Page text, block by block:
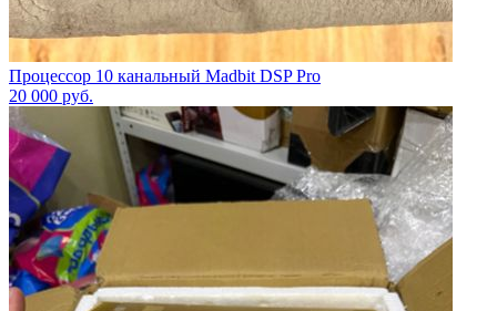
Процессор 10 канальный Madbit DSP Pro
20 000 руб.